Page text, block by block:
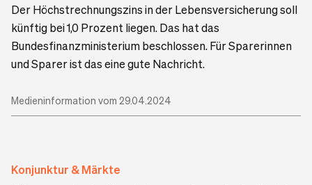
Der Höchstrechnungszins in der Lebensversicherung soll
künftig bei 1,0 Prozent liegen. Das hat das
Bundesfinanzministerium beschlossen. Für Sparerinnen
und Sparer ist das eine gute Nachricht.
Medieninformation vom 29.04.2024
Konjunktur & Märkte